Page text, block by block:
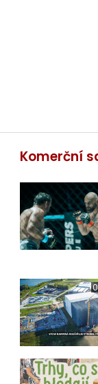
Komerční